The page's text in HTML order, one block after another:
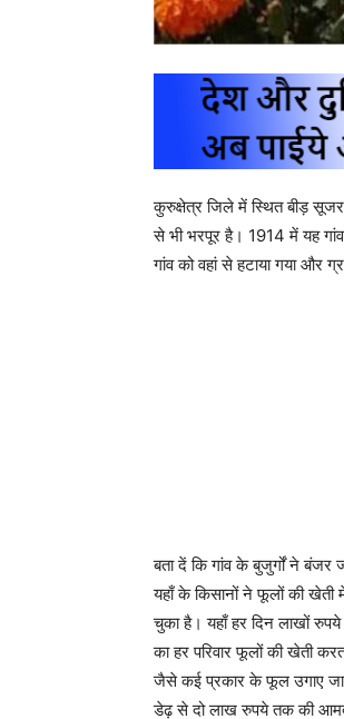
कुरुक्षेत्र जिले में स्थित बीड़
से भी भरपूर है। 1914 में यह गांव
गांव को वहां से हटाया गया और
बता दें कि गांव के बुजुर्गों ने बंजर
यहाँ के किसानों ने फूलों की
चुका है। यहाँ हर दिन लाखों रुपये
का हर परिवार फूलों की खेती
जैसे कई प्रकार के फूल उगाए
डेढ़ से दो लाख रुपये तक की